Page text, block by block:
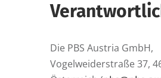
Die PBS Austria GmbH,
Vogelweiderstraße 37,